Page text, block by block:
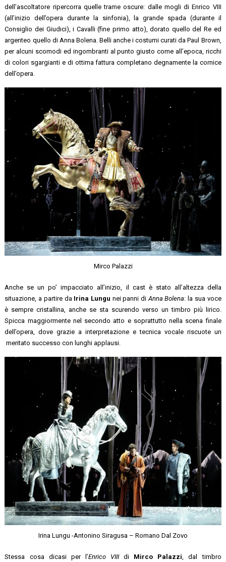
dell’ascoltatore ripercorra quelle trame oscure: dalle mogli di Enrico VIII
(all’inizio dell’opera durante la sinfonia), la grande spada (durante il
Consiglio dei Giudici), i Cavalli (fine primo atto), dorato quello del Re ed
argenteo quello di Anna Bolena. Belli anche i costumi curati da Paul Brown,
per alcuni scomodi ed ingombranti al punto giusto come all’epoca, ricchi
di colori sgargianti e di ottima fattura completano degnamente la cornice
dell’opera.
Mirco Palazzi
Anche se un po’ impacciato all’inizio, il cast è stato all’altezza della
situazione, a partire da Irina Lungu nei panni di Anna Bolena: la sua voce
è sempre cristallina, anche se sta scurendo verso un timbro più lirico.
Spicca maggiormente nel secondo atto e soprattutto nella scena finale
dell’opera, dove grazie a interpretazione e tecnica vocale riscuote un
meritato successo con lunghi applausi.
Irina Lungu -Antonino Siragusa – Romano Dal Zovo
Stessa cosa dicasi per l’Enrico VIIIdi Mirco Palazzi , dal timbro